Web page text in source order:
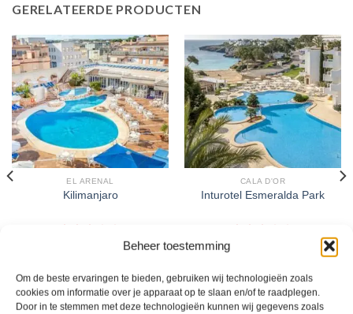
Beheer toestemming
Om de beste ervaringen te bieden, gebruiken wij technologieën zoals
cookies om informatie over je apparaat op te slaan en/of te raadplegen.
Door in te stemmen met deze technologieën kunnen wij gegevens zoals
GERELATEERDE PRODUCTEN
EL ARENAL
Kilimanjaro
Gewaardeerd
accommodatie in El Arenal. U boekt
deze reis direct bij onze partner TUI.
Nu vanaf EUR 540.00 per persoon.
CALA D'OR
Inturotel Esmeralda Park
sterren accommodatie in Cala d'Or.
U boekt deze reis direct bij onze
partner TUI. Nu vanaf EUR 840.00